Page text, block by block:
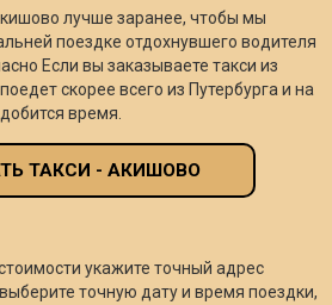
лучше заранее, чтобы мы
поездке отдохнувшего водителя
Если вы заказываете такси из
скорее всего из Путербурга и на
время.
ТАКСИ - АКИШОВО
укажите точный адрес
точную дату и время поездки,